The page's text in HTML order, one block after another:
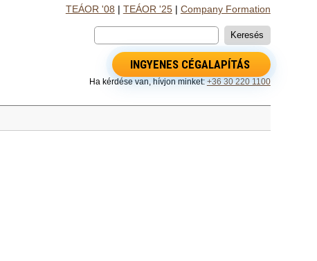
TEÁOR '08 TEÁOR '25| Company Formation
INGYENES CÉGALAPÍTÁS
Ha kérdése van, hívjon minket: +36 30 220 1100